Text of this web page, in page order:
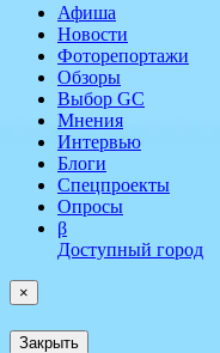
Афиша
Новости
Фоторепортажи
Обзоры
Выбор GC
Мнения
Интервью
Блоги
Спецпроекты
Опросы
β
Доступный город
×
Закрыть